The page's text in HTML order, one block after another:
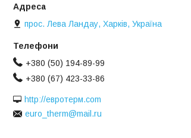
прос. Лева Ландау, Харків, Україна
+380 (50) 194-89-99
+380 (67) 423-33-86
http://евротерм.com
euro_therm@mail.ru